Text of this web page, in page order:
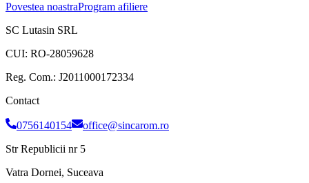
Povestea noastraProgram afiliere
SC Lutasin SRL
CUI: RO-28059628
Reg. Com.: J2011000172334
Contact
0756140154
office@sincarom.ro
Str Republicii nr 5
Vatra Dornei, Suceava